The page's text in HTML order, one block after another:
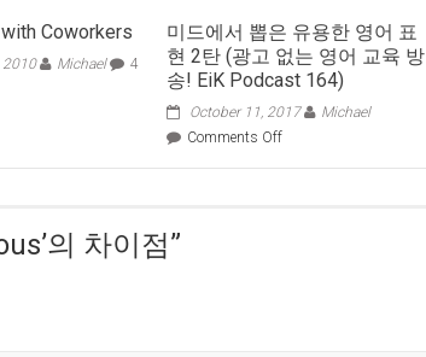
Coworkers
2010 Michael 4
미드에서 뽑은 유용한 영어 표
현 2탄 (광고 없는 영어 교육 방
송! EiK Podcast 164)
October 11, 2017
Michael
Comments Offon
의 차이점”